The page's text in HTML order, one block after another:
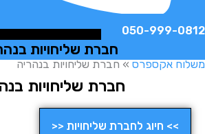
050-999-
חברת שליחויות בנהריה
אקספרס»חברת שליחויות בנהריה
חברת שליחויות בנהריה
>> חיוג לחברת שליחויות <<